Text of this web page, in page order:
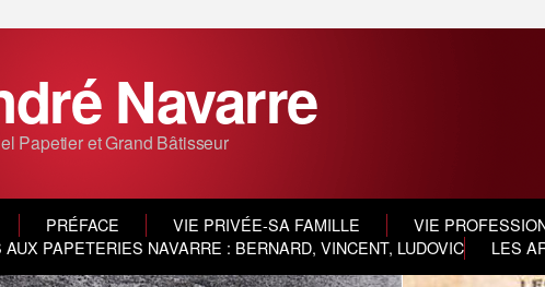
Navarre
Papetier et Grand Bâtisseur
PRÉFACE VIE PRIVÉE-SA FAMILLE VIE
PAPETERIES NAVARRE : BERNARD, VINCENT, LUDOVIC
LES